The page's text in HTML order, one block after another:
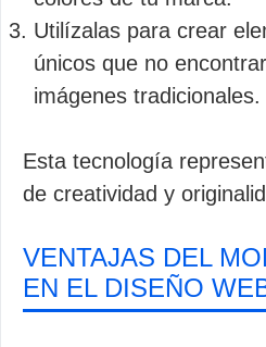
Utilízalas para crear
únicos que no
imágenes tradicionales.
Esta tecnología
de creatividad y
VENTAJAS DEL
EN EL DISEÑO